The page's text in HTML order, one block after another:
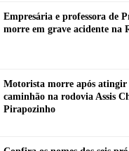
Empresária e professora de
morre em grave acidente na
Motorista morre após atingir
caminhão na rodovia Assis
Pirapozinho